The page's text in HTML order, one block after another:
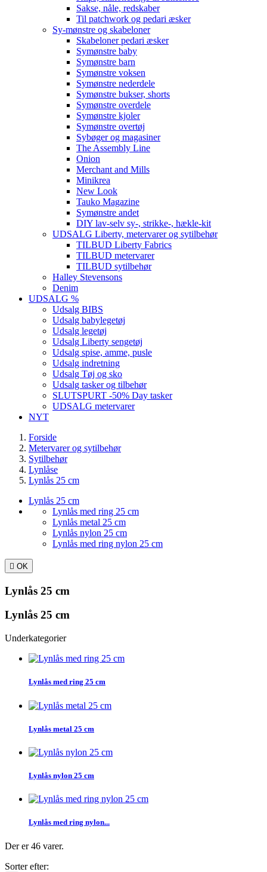
Sakse, nåle, redskaber
Til patchwork og pedari æsker
Sy-mønstre og skabeloner
Skabeloner pedari æsker
Symønstre baby
Symønstre barn
Symønstre voksen
Symønstre nederdele
Symønstre bukser, shorts
Symønstre overdele
Symønstre kjoler
Symønstre overtøj
Sybøger og magasiner
The Assembly Line
Onion
Merchant and Mills
Minikrea
New Look
Tauko Magazine
Symønstre andet
DIY lav-selv sy-, strikke-, hækle-kit
UDSALG Liberty, metervarer og sytilbehør
TILBUD Liberty Fabrics
TILBUD metervarer
TILBUD sytilbehør
Halley Stevensons
Denim
UDSALG %
Udsalg BIBS
Udsalg babylegetøj
Udsalg legetøj
Udsalg Liberty sengetøj
Udsalg spise, amme, pusle
Udsalg indretning
Udsalg Tøj og sko
Udsalg tasker og tilbehør
SLUTSPURT -50% Day tasker
UDSALG metervarer
NYT
Forside
Metervarer og sytilbehør
Sytilbehør
Lynlåse
Lynlås 25 cm
Lynlås 25 cm
Lynlås med ring 25 cm
Lynlås metal 25 cm
Lynlås nylon 25 cm
Lynlås med ring nylon 25 cm
 OK
Lynlås 25 cm
Lynlås 25 cm
Underkategorier
Lynlås med ring 25 cm
Lynlås metal 25 cm
Lynlås nylon 25 cm
Lynlås med ring nylon...
Der er 46 varer.
Sorter efter: